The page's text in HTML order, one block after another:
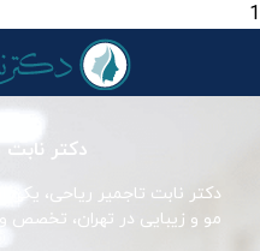
1
دکتر نابت
دکتر نابت تاجمیر ریاحی،
مو و زیبایی در تهران، تخصص